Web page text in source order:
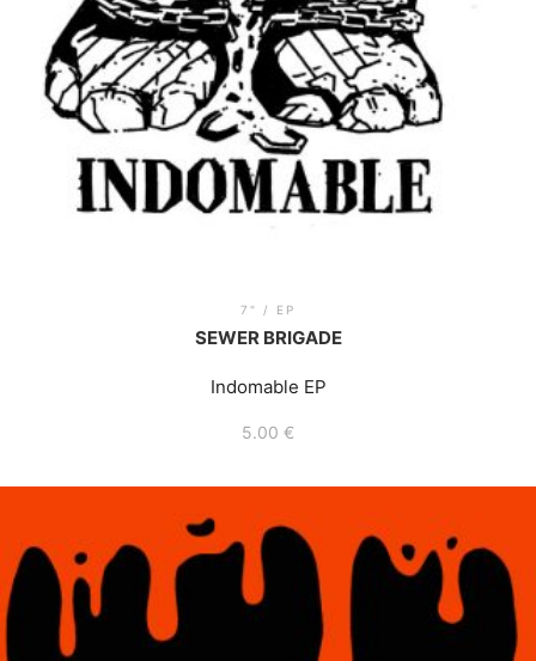
7" / EP
SEWER BRIGADE
Indomable EP
5.00 €